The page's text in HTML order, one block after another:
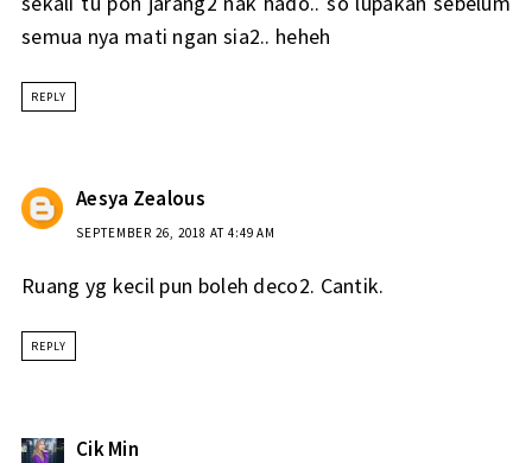
semua nya mati ngan sia2.. heheh
REPLY
Aesya Zealous
SEPTEMBER 26, 2018 AT 4:49 AM
Ruang yg kecil pun boleh deco2. Cantik.
REPLY
Cik Min